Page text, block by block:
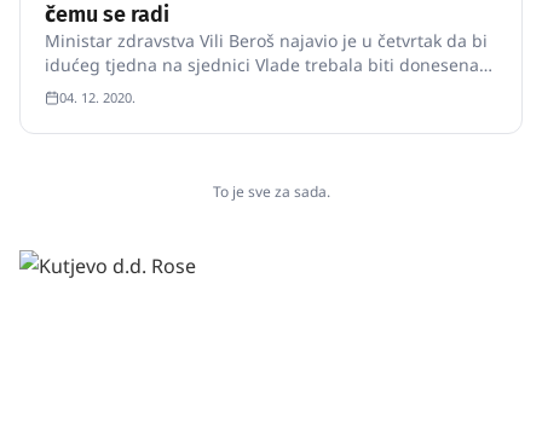
čemu se radi
Ministar zdravstva Vili Beroš najavio je u četvrtak da bi
idućeg tjedna na sjednici Vlade trebala biti donesena
odluka o dodatku na plaće zdravstvenim djelatnicima
koji su na prvoj crti obrane protiv širenja epidemije i
zbrinjavaju covid-19 pozitivne bolesnike.
04. 12. 2020.
To je sve za sada.